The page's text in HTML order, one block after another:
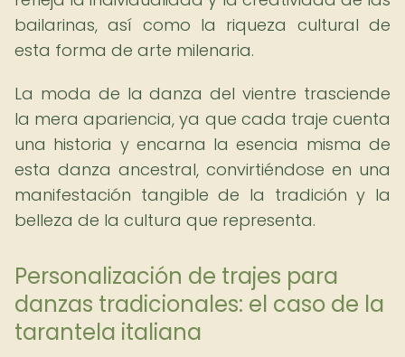
bailarinas, así como la riqueza cultural de
esta forma de arte milenaria.
La moda de la danza del vientre trasciende
la mera apariencia, ya que cada traje cuenta
una historia y encarna la esencia misma de
esta danza ancestral, convirtiéndose en una
manifestación tangible de la tradición y la
belleza de la cultura que representa.
Personalización de trajes para
danzas tradicionales: el caso de la
tarantela italiana